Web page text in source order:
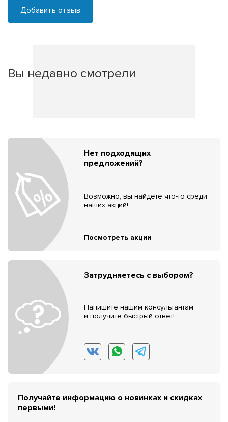
Добавить отзыв
Вы недавно смотрели
Нет подходящих
предложений?
Возможно, вы найдёте что-то среди
наших акций!
Посмотреть акции
Затрудняетесь с выбором?
Напишите нашим консультантам
и получите быстрый ответ!
Получайте информацию о новинках и скидках
первыми!